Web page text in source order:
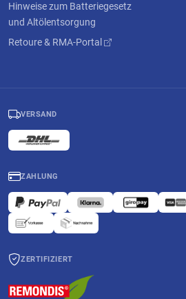
Hinweise zum Batteriegesetz
und Altölentsorgung
Retoure & RMA-Portal
VERSAND
ZAHLUNG
ZERTIFIZIERT